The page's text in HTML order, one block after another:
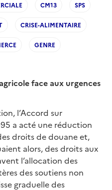
CM13 SPS
CRISE-ALIMENTAIRE
GENRE
face aux urgences
l’Accord sur
a acté une réduction
droits de douane et,
alors, des droits aux
l’allocation des
des soutiens non
graduelle des